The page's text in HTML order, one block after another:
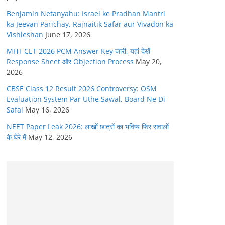
Benjamin Netanyahu: Israel ke Pradhan Mantri
ka Jeevan Parichay, Rajnaitik Safar aur Vivadon ka
Vishleshan June 17, 2026
MHT CET 2026 PCM Answer Key जारी, यहां देखें
Response Sheet और Objection Process May 20,
2026
CBSE Class 12 Result 2026 Controversy: OSM
Evaluation System Par Uthe Sawal, Board Ne Di
Safai May 16, 2026
NEET Paper Leak 2026: लाखों छात्रों का भविष्य फिर सवालों
के घेरे में May 12, 2026